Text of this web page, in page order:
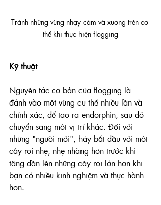
Tránh những vùng nhạy cảm và xương trên cơ
thể khi thực hiện flogging
Kỹ thuật
Nguyên tắc cơ bản của flogging là
đánh vào một vùng cụ thể nhiều lần và
chính xác, để tạo ra endorphin, sau đó
chuyển sang một vị trí khác. Đối với
những "người mới", hãy bắt đầu với một
cây roi nhẹ, nhẹ nhàng hơn trước khi
tăng dần lên những cây roi lớn hơn khi
bạn có nhiều kinh nghiệm và thực hành
hơn.